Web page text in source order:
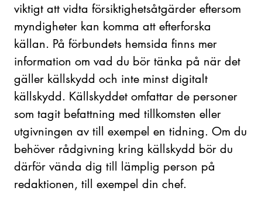
viktigt att vidta försiktighetsåtgärder eftersom
myndigheter kan komma att efterforska
källan. På förbundets hemsida finns mer
information om vad du bör tänka på när det
gäller källskydd och inte minst digitalt
källskydd. Källskyddet omfattar de personer
som tagit befattning med tillkomsten eller
utgivningen av till exempel en tidning. Om du
behöver rådgivning kring källskydd bör du
därför vända dig till lämplig person på
redaktionen, till exempel din chef.